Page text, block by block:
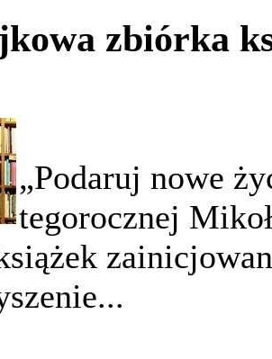
zbiórka
„Podaruj nowe
tegorocznej